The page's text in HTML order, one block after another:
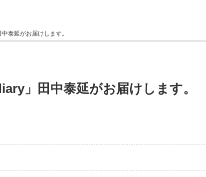
泰延がお届けします。
」田中泰延がお届けします。